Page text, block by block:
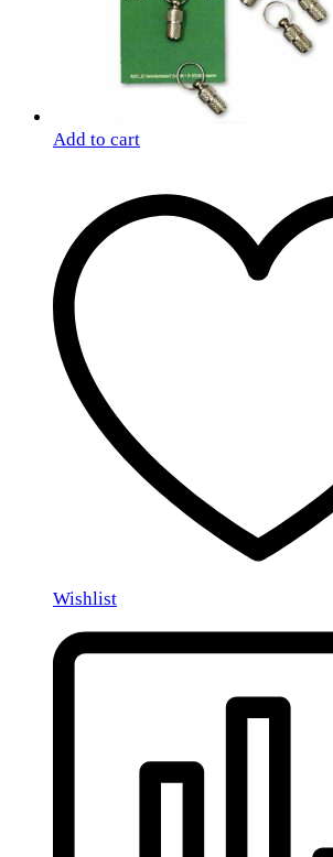
Add to cart
Wishlist